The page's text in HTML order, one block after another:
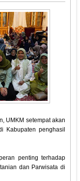
UMKM setempat akan
Kabupaten penghasil
penting terhadap
dan Parwisata di